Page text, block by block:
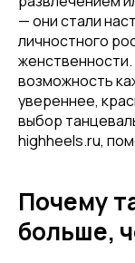
— они стали
личностного
женственности.
возможность
увереннее,
выбор
highheels.ru,
Почему
больше,